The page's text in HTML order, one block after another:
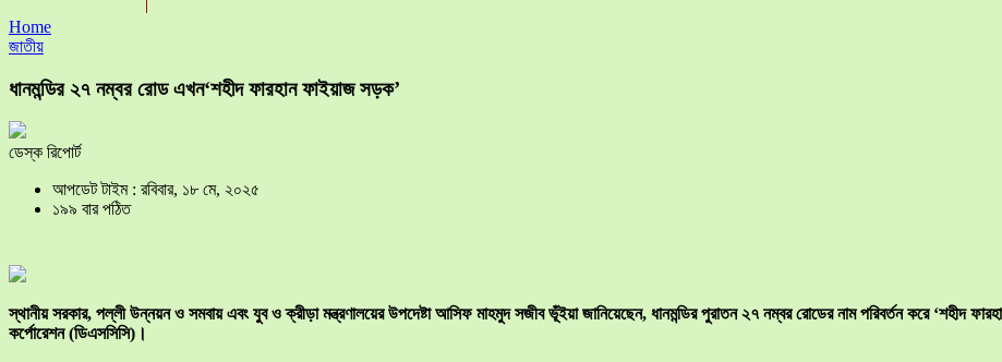
Home
জাতীয়
ধানমন্ডির ২৭ নম্বর রোড এখন‘শহীদ ফারহান ফাইয়াজ সড়ক’
ডেস্ক রিপোর্ট
আপডেট টাইম : রবিবার, ১৮ মে, ২০২৫
১৯৯ বার পঠিত
স্থানীয় সরকার, পল্লী উন্নয়ন ও সমবায় এবং যুব ও ক্রীড়া মন্ত্রণালয়ের উপদেষ্টা আসিফ মাহমুদ সজীব ভূঁইয়া জানিয়েছেন, ধানমন্ডির পুরাতন ২৭ নম্বর রোডের নাম পরিবর্তন করে ‘শহীদ
কর্পোরেশন (ডিএসসিসি)।